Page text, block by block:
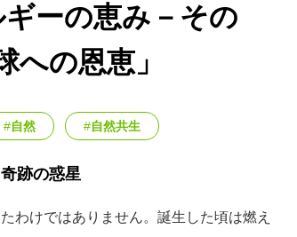
ーの恵み－その
への恩恵」
自然 自然共生
跡の惑星
わけではありません。誕生した頃は燃え